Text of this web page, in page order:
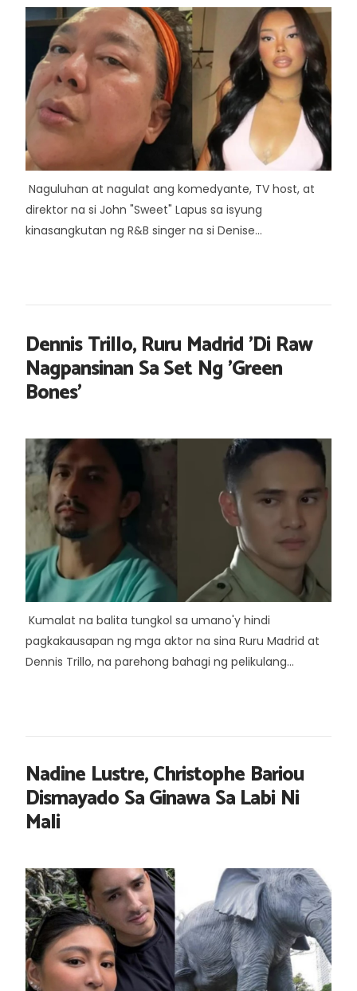
Naguluhan at nagulat ang komedyante, TV host, at
direktor na si John "Sweet" Lapus sa isyung
kinasangkutan ng R&B singer na si Denise...
Dennis Trillo, Ruru Madrid 'Di Raw
Nagpansinan Sa Set Ng 'Green
Bones'
Kumalat na balita tungkol sa umano'y hindi
pagkakausapan ng mga aktor na sina Ruru Madrid at
Dennis Trillo, na parehong bahagi ng pelikulang...
Nadine Lustre, Christophe Bariou
Dismayado Sa Ginawa Sa Labi Ni
Mali